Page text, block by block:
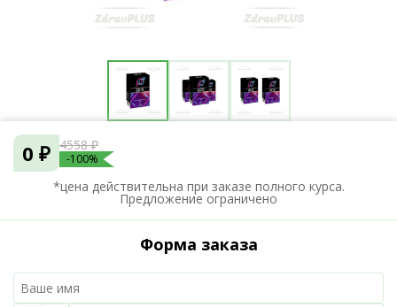
0 ₽ 4558 ₽
-100%
*цена действительна при заказе полного курса.
Предложение ограничено
Форма заказа